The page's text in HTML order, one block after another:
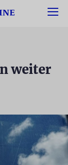
weiter